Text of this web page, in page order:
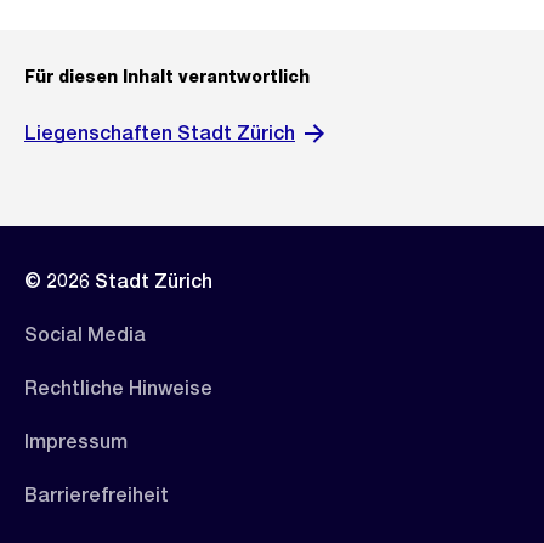
Für diesen Inhalt verantwortlich
Liegenschaften Stadt Zürich
© 2026 Stadt Zürich
Social Media
Rechtliche Hinweise
Impressum
Barrierefreiheit